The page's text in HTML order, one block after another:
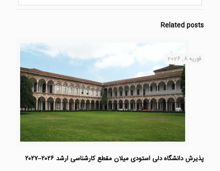
Related posts
فوریه 8, 2026
پذیرش دانشگاه دلی استودی میلان مقطع کارشناسی ارشد ۲۰۲۶–۲۰۲۷